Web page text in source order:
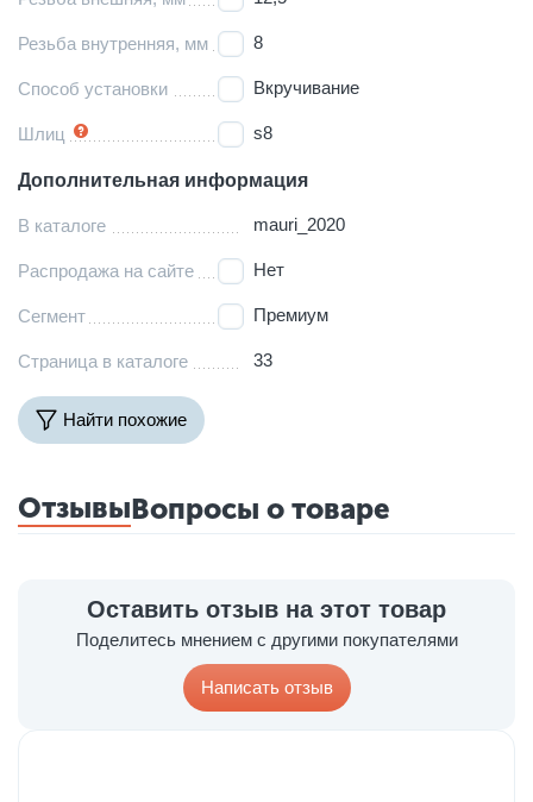
Резьба внутренняя, мм 8
Способ установки Вкручивание
Шлиц s8
Дополнительная информация
В каталоге mauri_2020
Распродажа на сайте Нет
Сегмент Премиум
Страница в каталоге 33
Найти похожие
ОтзывыВопросы о товаре
Оставить отзыв на этот товар
Поделитесь мнением с другими покупателями
Написать отзыв